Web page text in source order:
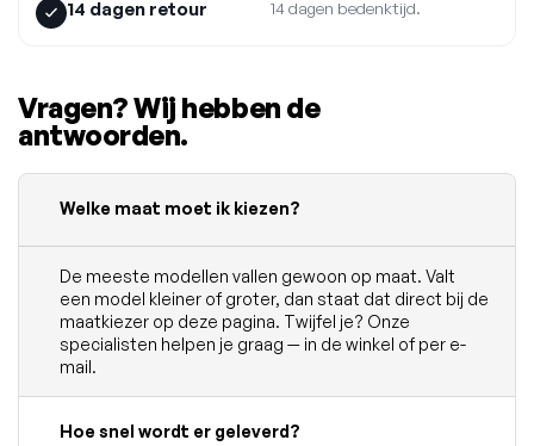
14 dagen retour 14 dagen bedenktijd.
Vragen? Wij hebben de
antwoorden.
Welke maat moet ik kiezen?
De meeste modellen vallen gewoon op maat. Valt
een model kleiner of groter, dan staat dat direct bij de
maatkiezer op deze pagina. Twijfel je? Onze
specialisten helpen je graag — in de winkel of per e-
mail.
Hoe snel wordt er geleverd?